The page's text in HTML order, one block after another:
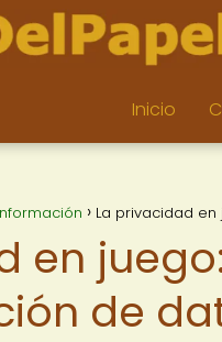
Inicio
La privacidad
en
de